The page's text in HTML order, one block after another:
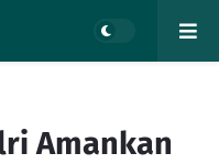
Amankan